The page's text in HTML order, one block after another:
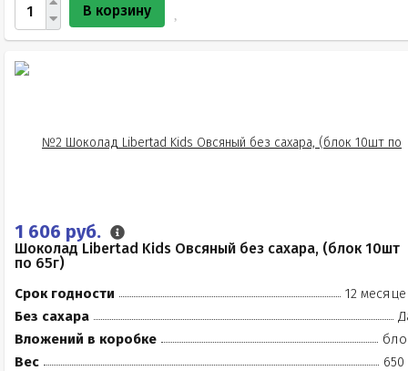
В корзину
1 606 руб.
Шоколад Libertad Kids Овсяный без сахара, (блок 10шт
по 65г)
Срок годности
12
Без сахара
Вложений в коробке
Вес
650